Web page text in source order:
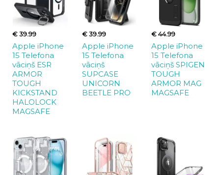
€ 39.99
Apple iPhone
15 Telefona
vāciņš ESR
ARMOR
TOUGH
KICKSTAND
HALOLOCK
MAGSAFE
€ 39.99
Apple iPhone
15 Telefona
vāciņš
SUPCASE
UNICORN
BEETLE PRO
€ 44.99
Apple iPhone
15 Telefona
vāciņš SPIGEN
TOUGH
ARMOR MAG
MAGSAFE